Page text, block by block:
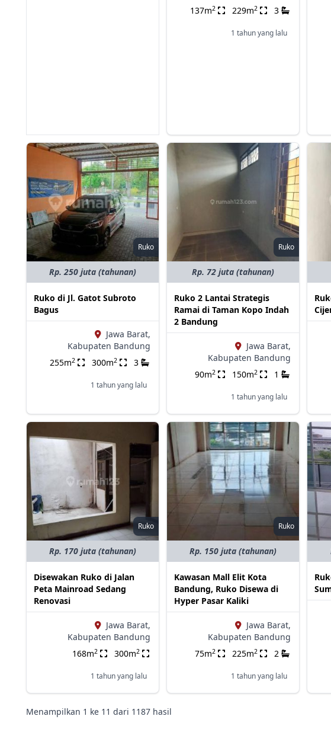
137m2 229m2 3
1 tahun yang lalu
Ruko
Rp. 250 juta (tahunan)
Ruko di Jl. Gatot Subroto
Bagus
Jawa Barat,
Kabupaten Bandung
255m2 300m2 3
1 tahun yang lalu
Ruko
Rp. 72 juta (tahunan)
Ruko 2 Lantai Strategis
Ramai di Taman Kopo Indah
2 Bandung
Jawa Barat,
Kabupaten Bandung
90m2 150m2 1
1 tahun yang lalu
Ruko
Rp. 170 juta (tahunan)
Disewakan Ruko di Jalan
Peta Mainroad Sedang
Renovasi
Jawa Barat,
Kabupaten Bandung
168m2 300m2
1 tahun yang lalu
Ruko
Rp. 150 juta (tahunan)
Kawasan Mall Elit Kota
Bandung, Ruko Disewa di
Hyper Pasar Kaliki
Jawa Barat,
Kabupaten Bandung
75m2 225m2 2
1 tahun yang lalu
Menampilkan 1 ke 11 dari 1187 hasil